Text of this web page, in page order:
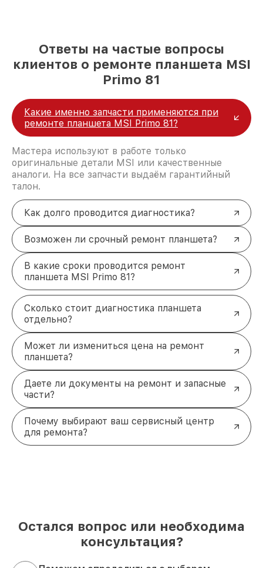
Ответы на частые вопросы
клиентов о ремонте планшета MSI
Primo 81
Какие именно запчасти применяются при
ремонте планшета MSI Primo 81?
Мастера используют в работе только
оригинальные детали MSI или качественные
аналоги. На все запчасти выдаём гарантийный
талон.
Как долго проводится диагностика?
Возможен ли срочный ремонт планшета?
В какие сроки проводится ремонт
планшета MSI Primo 81?
Сколько стоит диагностика планшета
отдельно?
Может ли измениться цена на ремонт
планшета?
Даете ли документы на ремонт и запасные
части?
Почему выбирают ваш сервисный центр
для ремонта?
Остался вопрос или необходима
консультация?